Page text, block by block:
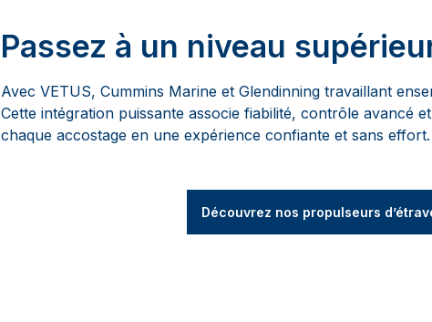
Passez à un niveau
Avec VETUS, Cummins Marine et Glendinning travaillant
Cette intégration puissante associe fiabilité, contrôle avancé
chaque accostage en une expérience confiante et sans effort.
Découvrez nos propulseurs